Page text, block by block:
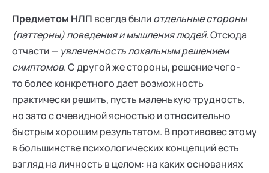
Предметом НЛП всегда былиотдельные стороны
(паттерны) поведения и мышления людей. Отсюда
отчасти — увлеченность локальным решением
симптомов. С другой же стороны, решение чего-
то более конкретного дает возможность
практически решить, пусть маленькую трудность,
но зато с очевидной ясностью и относительно
быстрым хорошим результатом. В противовес этому
в большинстве психологических концепций есть
взгляд на личность в целом: на каких основаниях